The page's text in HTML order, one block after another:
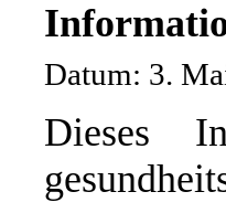
Datum: 3.
Dieses